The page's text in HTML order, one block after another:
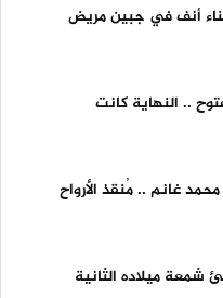
أنف في جبين مريض
.. النهاية كانت
غانم .. مُنقذ الأرواح
شمعة ميلاده الثانية